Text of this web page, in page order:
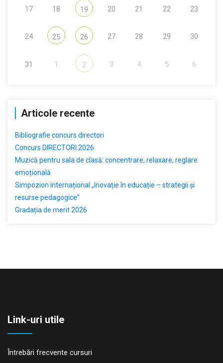
17 18 19 20 21 22 23
24 25 26 27 28 29 30
31 1 2 3 4 5 6
Articole recente
Bibliografie concurs directori
Concurs DIRECTORI 2026
Muzică pentru sala de clasă: concentrare, relaxare, reglare
emoțională
Simpozion internațional „Inovație în educație – strategii și
resurse pedagogice”
Gradația de merit 2026
Link-uri utile
Întrebări frecvente cursuri